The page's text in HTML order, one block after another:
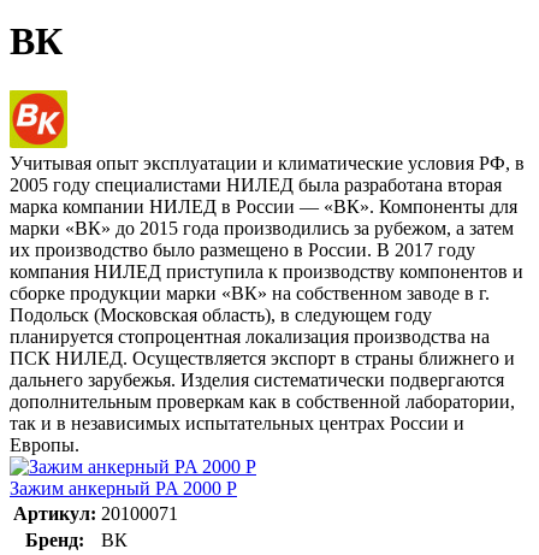
ВК
Учитывая опыт эксплуатации и климатические условия РФ, в
2005 году специалистами НИЛЕД была разработана вторая
марка компании НИЛЕД в России — «ВК». Компоненты для
марки «ВК» до 2015 года производились за рубежом, а затем
их производство было размещено в России. В 2017 году
компания НИЛЕД приступила к производству компонентов и
сборке продукции марки «ВК» на собственном заводе в г.
Подольск (Московская область), в следующем году
планируется стопроцентная локализация производства на
ПСК НИЛЕД. Осуществляется экспорт в страны ближнего и
дальнего зарубежья. Изделия систематически подвергаются
дополнительным проверкам как в собственной лаборатории,
так и в независимых испытательных центрах России и
Европы.
Зажим анкерный PA 2000 P
Артикул: 20100071
Бренд:
ВК